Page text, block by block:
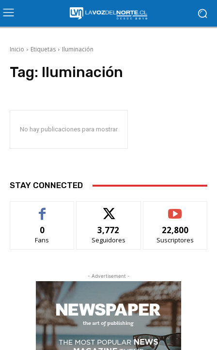
Inicio Etiquetas Iluminación
Tag: Iluminación
No hay publicaciones para mostrar
STAY CONNECTED
0
Fans
3,772
Seguidores
22,800
Suscriptores
- Advertisement -